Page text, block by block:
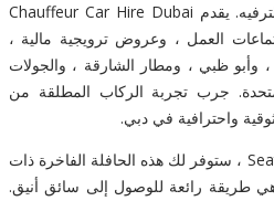
الطراز العالمي لسفر الأعمال والترفيه. يقدم Chauffeur Car Hire Dubai
40 مقعدًا لاجتماعات العمل ، وعروض ترويجية مالية ،
ظبي ، ومطار الشارقة ، والجولات
جرب تجربة الركاب المطلقة من
واحترافية في دبي.
40 Seater Luxury Bus New Shape ، ستوفر لك هذه الحافلة الفاخرة ذات
طريقة رائعة للوصول إلى سائق أنيق.